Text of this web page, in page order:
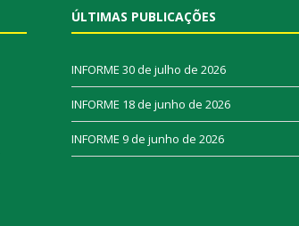
ÚLTIMAS PUBLICAÇÕES
INFORME 30 de julho de 2026
INFORME 18 de junho de 2026
INFORME 9 de junho de 2026